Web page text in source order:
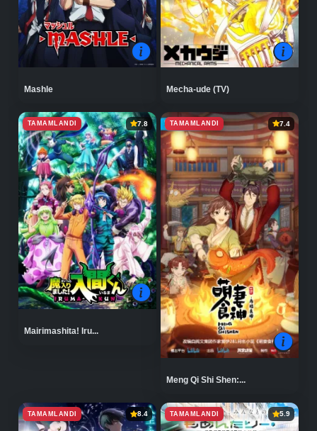
Mashle Mecha-ude (TV)
TAMAMLANDI 7.8
Mairimashita! Iru...
TAMAMLANDI 7.4
Meng Qi Shi Shen:...
TAMAMLANDI 8.4 TAMAMLANDI 5.9